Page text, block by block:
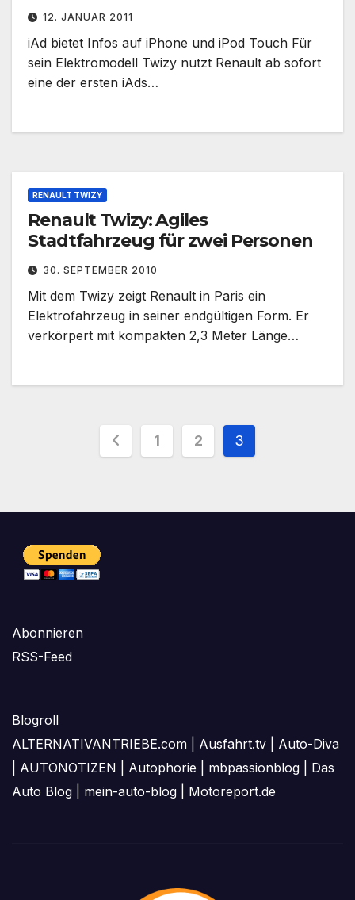
12. JANUAR 2011
iAd bietet Infos auf iPhone und iPod Touch Für
sein Elektromodell Twizy nutzt Renault ab sofort
eine der ersten iAds…
RENAULT TWIZY
Renault Twizy: Agiles
Stadtfahrzeug für zwei Personen
30. SEPTEMBER 2010
Mit dem Twizy zeigt Renault in Paris ein
Elektrofahrzeug in seiner endgültigen Form. Er
verkörpert mit kompakten 2,3 Meter Länge…
Seitennummerierung
Beiträge
1 2 3
Abonnieren
RSS-Feed
Blogroll
ALTERNATIVANTRIEBE.com
Ausfahrt.tv
Auto-Diva
AUTONOTIZEN Autophorie mbpassionblog
Das
Auto Blog
mein-auto-blog Motoreport.de